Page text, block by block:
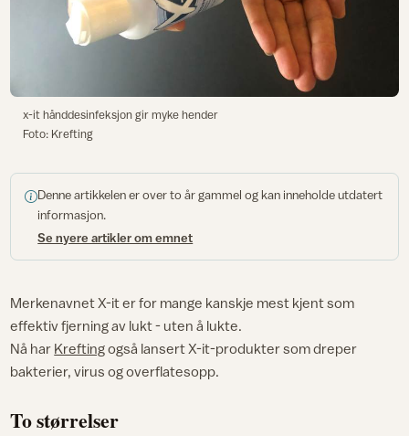
x-it hånddesinfeksjon gir myke hender
Foto: Krefting
Denne artikkelen er over to år gammel og kan inneholde utdatert
informasjon.
Se nyere artikler om emnet
Merkenavnet X-it er for mange kanskje mest kjent som
effektiv fjerning av lukt - uten å lukte.
Nå har Kreftingogså lansert X-it-produkter som dreper
bakterier, virus og overflatesopp.
To størrelser